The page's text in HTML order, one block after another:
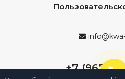
+7 (967)